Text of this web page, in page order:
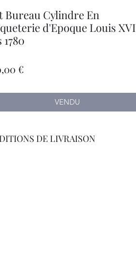
Bureau Cylindre En
d'Epoque Louis XVI
€
VENDU
DE LIVRAISON